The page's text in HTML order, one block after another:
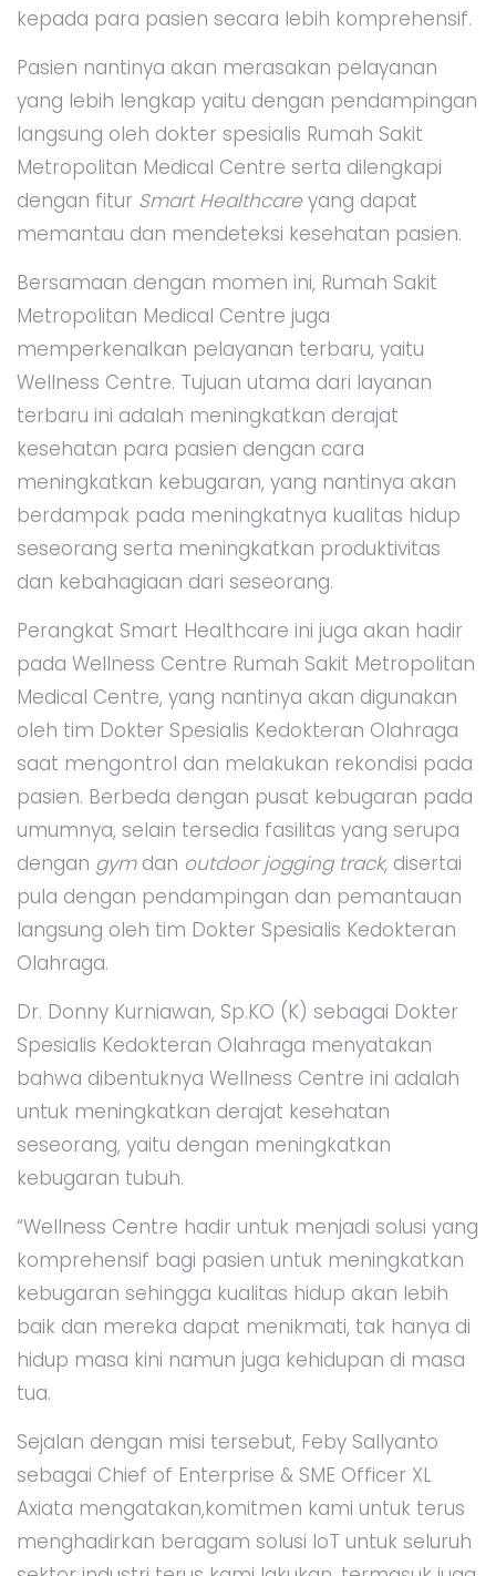
kepada para pasien secara lebih komprehensif.
Pasien nantinya akan merasakan pelayanan
yang lebih lengkap yaitu dengan pendampingan
langsung oleh dokter spesialis Rumah Sakit
Metropolitan Medical Centre serta dilengkapi
dengan fitur Smart Healthcare yang dapat
memantau dan mendeteksi kesehatan pasien.
Bersamaan dengan momen ini, Rumah Sakit
Metropolitan Medical Centre juga
memperkenalkan pelayanan terbaru, yaitu
Wellness Centre. Tujuan utama dari layanan
terbaru ini adalah meningkatkan derajat
kesehatan para pasien dengan cara
meningkatkan kebugaran, yang nantinya akan
berdampak pada meningkatnya kualitas hidup
seseorang serta meningkatkan produktivitas
dan kebahagiaan dari seseorang.
Perangkat Smart Healthcare ini juga akan hadir
pada Wellness Centre Rumah Sakit Metropolitan
Medical Centre, yang nantinya akan digunakan
oleh tim Dokter Spesialis Kedokteran Olahraga
saat mengontrol dan melakukan rekondisi pada
pasien. Berbeda dengan pusat kebugaran pada
umumnya, selain tersedia fasilitas yang serupa
dengan gymdan outdoor jogging track, disertai
pula dengan pendampingan dan pemantauan
langsung oleh tim Dokter Spesialis Kedokteran
Olahraga.
Dr. Donny Kurniawan, Sp.KO (K) sebagai Dokter
Spesialis Kedokteran Olahraga menyatakan
bahwa dibentuknya Wellness Centre ini adalah
untuk meningkatkan derajat kesehatan
seseorang, yaitu dengan meningkatkan
kebugaran tubuh.
“Wellness Centre hadir untuk menjadi solusi yang
komprehensif bagi pasien untuk meningkatkan
kebugaran sehingga kualitas hidup akan lebih
baik dan mereka dapat menikmati, tak hanya di
hidup masa kini namun juga kehidupan di masa
tua.
Sejalan dengan misi tersebut, Feby Sallyanto
sebagai Chief of Enterprise & SME Officer XL
Axiata mengatakan,komitmen kami untuk terus
menghadirkan beragam solusi IoT untuk seluruh